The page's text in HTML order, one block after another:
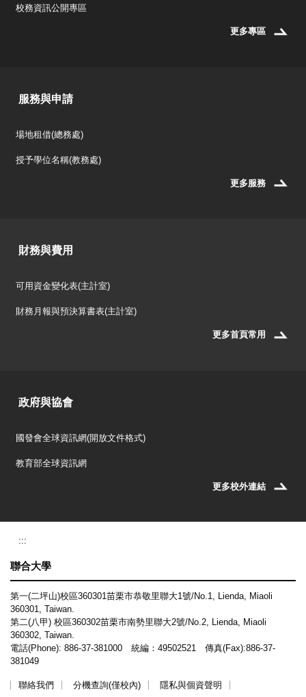
校務資訊公開專區
更多專區
服務與申請
場地租借(總務處)
授予學位名稱(教務處)
更多服務
財務與費用
可用資金變化表(主計室)
財務月報與預決算書表(主計室)
更多首頁常用
政府與協會
國發會全球資訊網(開放文件格式)
教育部全球資訊網
更多校外連結
:::
聯合大學
第一(二坪山)校區360301苗栗市恭敬里聯大1號/No.1, Lienda, Miaoli
360301, Taiwan.
第二(八甲) 校區360302苗栗市南勢里聯大2號/No.2, Lienda, Miaoli
360302, Taiwan.
電話(Phone): 886-37-381000 統編：49502521 傳真(Fax):886-37-
381049
聯絡我們 分機查詢(僅校內) 隱私與個資聲明